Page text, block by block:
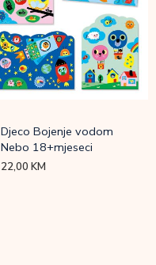
Djeco Bojenje vodom
Nebo 18+mjeseci
22,00KM